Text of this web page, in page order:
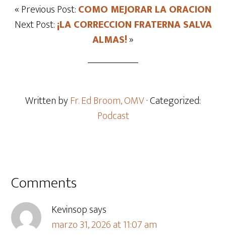
« Previous Post:COMO MEJORAR LA ORACION
Next Post:¡LA CORRECCION FRATERNA SALVA
ALMAS!»
Written byFr. Ed Broom, OMV· Categorized:
Podcast
Comments
Kevinsopsays
marzo 31, 2026 at 11:07 am